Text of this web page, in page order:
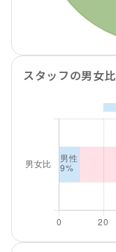
スタッフの男女比